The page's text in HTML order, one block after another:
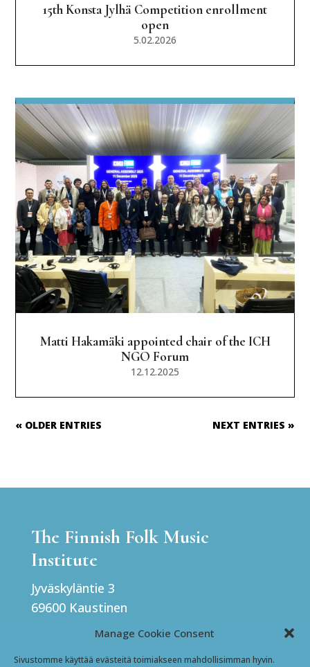
Manage Cookie Consent
Sivustomme käyttää evästeitä toimiakseen mahdollisimman hyvin.
15th Konsta Jylhä Competition enrollment
open
5.02.2026
Matti Hakamäki appointed chair of the ICH
NGO Forum
12.12.2025
« OLDER ENTRIES NEXT ENTRIES »
The Finnish Folk Music
Institute
Jyväskyläntie 3
69600 Kaustinen